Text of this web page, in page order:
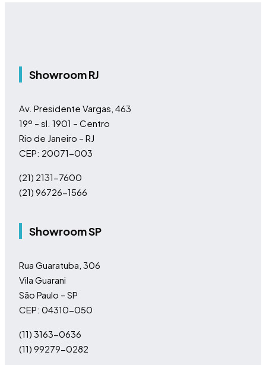
Showroom RJ
Av. Presidente Vargas, 463
19º – sl. 1901 – Centro
Rio de Janeiro – RJ
CEP: 20071-003
(21) 2131-7600
(21) 96726-1566
Showroom SP
Rua Guaratuba, 306
Vila Guarani
São Paulo – SP
CEP: 04310-050
(11) 3163-0636
(11) 99279-0282